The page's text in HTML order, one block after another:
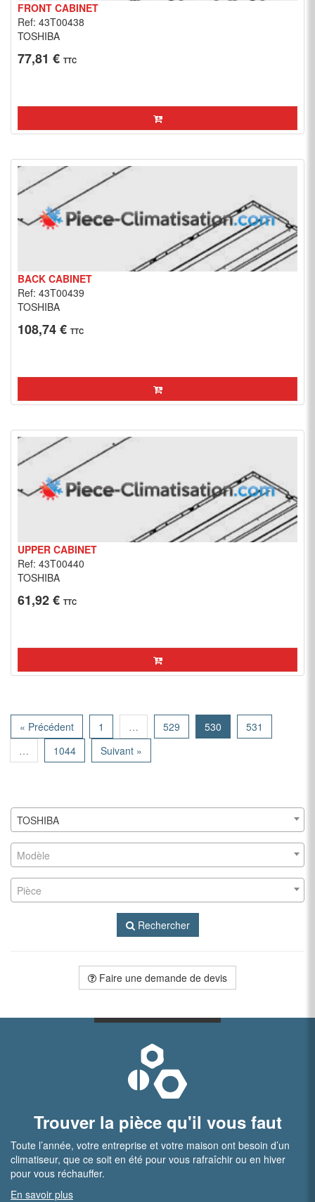
FRONT CABINET
Ref: 43T00438
TOSHIBA
77,81 € TTC
BACK CABINET
Ref: 43T00439
TOSHIBA
108,74 € TTC
UPPER CABINET
Ref: 43T00440
TOSHIBA
61,92 € TTC
« Précédent 1 … 529 530
531
…
1044 Suivant »
TOSHIBA
Modèle
Pièce
Rechercher
Faire une demande de devis
Trouver la pièce qu'il vous faut
Toute l’année, votre entreprise et votre maison ont besoin d’un
climatiseur, que ce soit en été pour vous rafraîchir ou en hiver
pour vous réchauffer.
En savoir plus